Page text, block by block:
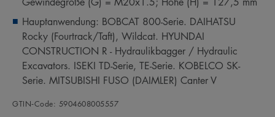
Hauptanwendung: BOBCAT 800-Serie. DAIHATSU
Rocky (Fourtrack/Taft), Wildcat. HYUNDAI
CONSTRUCTION R - Hydraulikbagger / Hydraulic
Excavators. ISEKI TD-Serie, TE-Serie. KOBELCO SK-
Serie. MITSUBISHI FUSO (DAIMLER) Canter V
GTIN‑Code: 5904608005557